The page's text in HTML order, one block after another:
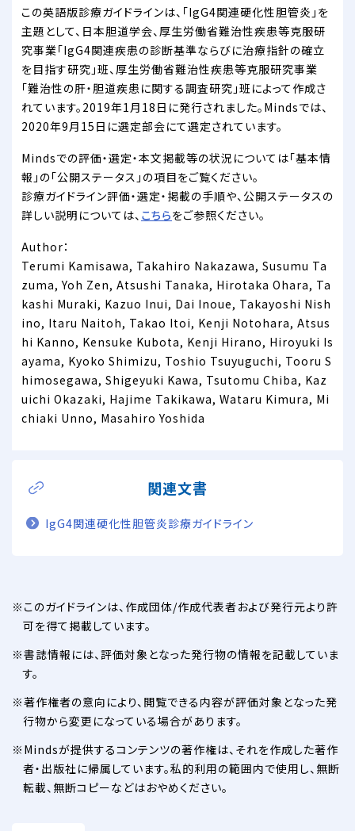
この英語版診療ガイドラインは、「IgG4関連硬化性胆管炎」を
主題として、日本胆道学会、厚生労働省難治性疾患等克服研
究事業「IgG4関連疾患の診断基準ならびに治療指針の確立
を目指す研究」班、厚生労働省難治性疾患等克服研究事業
「難治性の肝・胆道疾患に関する調査研究」班によって作成さ
れています。2019年1月18日に発行されました。Mindsでは、
2020年9月15日に選定部会にて選定されています。
Mindsでの評価・選定・本文掲載等の状況については「基本情
報」の「公開ステータス」の項目をご覧ください。
診療ガイドライン評価・選定・掲載の手順や、公開ステータスの
詳しい説明については、 こちらをご参照ください。
Author：
Terumi Kamisawa, Takahiro Nakazawa, Susumu Ta
zuma, Yoh Zen, Atsushi Tanaka, Hirotaka Ohara, Ta
kashi Muraki, Kazuo Inui, Dai Inoue, Takayoshi Nish
ino, Itaru Naitoh, Takao Itoi, Kenji Notohara, Atsus
hi Kanno, Kensuke Kubota, Kenji Hirano, Hiroyuki Is
ayama, Kyoko Shimizu, Toshio Tsuyuguchi, Tooru S
himosegawa, Shigeyuki Kawa, Tsutomu Chiba, Kaz
uichi Okazaki, Hajime Takikawa, Wataru Kimura, Mi
chiaki Unno, Masahiro Yoshida
関連文書
IgG4関連硬化性胆管炎診療ガイドライン
このガイドラインは、作成団体/作成代表者および発行元より許
可を得て掲載しています。
書誌情報には、評価対象となった発行物の情報を記載していま
す。
著作権者の意向により、閲覧できる内容が評価対象となった発
行物から変更になっている場合があります。
Mindsが提供するコンテンツの著作権は、それを作成した著作
者・出版社に帰属しています。私的利用の範囲内で使用し、無断
転載、無断コピーなどはおやめください。